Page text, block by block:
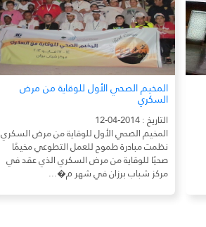
المخيم الصحي الأول للوقاية من مرض
السكري
التاريخ : 2014-04-12
المخيم الصحي الأول للوقاية من مرض السكري
نظمت مبادرة طموح للعمل التطوعي مخيمًا
صحيًا للوقاية من مرض السكري الذي عقد في
مركز شباب برزان في شهر م�...